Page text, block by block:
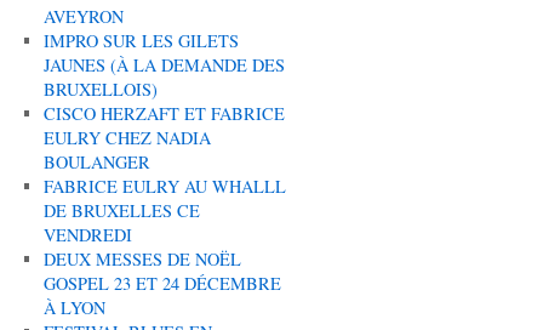
AVEYRON
IMPRO SUR LES GILETS
JAUNES (À LA DEMANDE DES
BRUXELLOIS)
CISCO HERZAFT ET FABRICE
EULRY CHEZ NADIA
BOULANGER
FABRICE EULRY AU WHALLL
DE BRUXELLES CE
VENDREDI
DEUX MESSES DE NOËL
GOSPEL 23 ET 24 DÉCEMBRE
À LYON